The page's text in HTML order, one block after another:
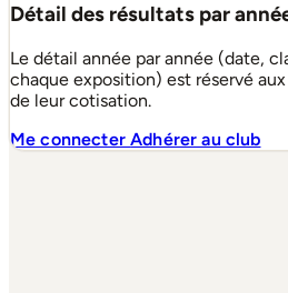
Détail des résultats par
Le détail année par année (date,
chaque exposition) est réservé
de leur cotisation.
Me connecterAdhérer au club